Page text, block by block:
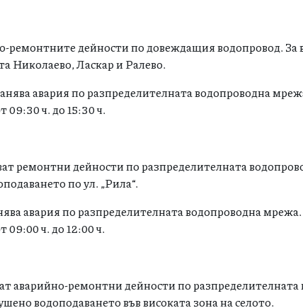
ремонтните дейности по довеждащия водопровод. За
Николаево, Ласкар и Ралево.
авария по разпределителната водопроводна
09:30 ч. до 15:30 ч.
ремонтни дейности по разпределителната
по ул. „Рила“.
авария по разпределителната водопроводна
09:00 ч. до 12:00 ч.
аварийно-ремонтни дейности по
водоподаването във високата зона на селото.